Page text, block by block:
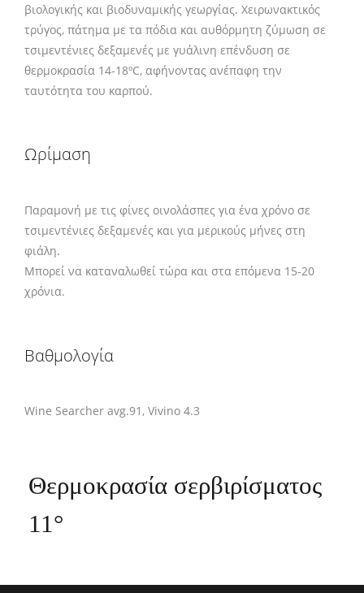
βιολογικής και βιοδυναμικής γεωργίας. Χειρωνακτικός
τρύγος, πάτημα με τα πόδια και αυθόρμητη ζύμωση σε
τσιμεντένιες δεξαμενές με γυάλινη επένδυση σε
θερμοκρασία 14-18ºC, αφήνοντας ανέπαφη την
ταυτότητα του καρπού.
Ωρίμαση
Παραμονή με τις φίνες οινολάσπες για ένα χρόνο σε
τσιμεντένιες δεξαμενές και για μερικούς μήνες στη
φιάλη.
Μπορεί να καταναλωθεί τώρα και στα επόμενα 15-20
χρόνια.
Βαθμολογία
Wine Searcher avg.91, Vivino 4.3
Θερμοκρασία σερβιρίσματος
11°